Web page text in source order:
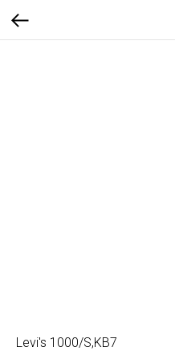
Levi's 1000/S,KB7